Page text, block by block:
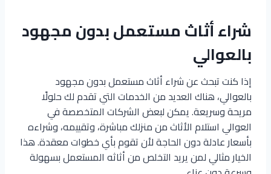
شراء أثاث مستعمل بدون مجهود
بالعوالي
إذا كنت تبحث عن شراء أثاث مستعمل بدون مجهود
بالعوالي، هناك العديد من الخدمات التي تقدم لك حلولًا
مريحة وسريعة. يمكن لبعض الشركات المتخصصة في
العوالي استلام الأثاث من منزلك مباشرة، وتقييمه، وشراءه
بأسعار عادلة دون الحاجة لأن تقوم بأي خطوات معقدة. هذا
الخيار مثالي لمن يريد التخلص من أثاثه المستعمل بسهولة